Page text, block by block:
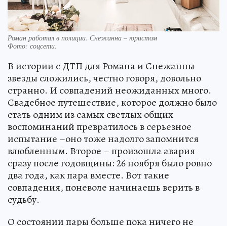
Роман работал в полиции. Снежанна – юристом
Фото: соцсети.
В истории с ДТП для Романа и Снежанны
звезды сложились, честно говоря, довольно
странно. И совпадений неожиданных много.
Свадебное путешествие, которое должно было
стать одним из самых светлых общих
воспоминаний превратилось в серьезное
испытание –оно тоже надолго запомнится
влюбленным. Второе – произошла авария
сразу после годовщины: 26 ноября было ровно
два года, как пара вместе. Вот такие
совпадения, поневоле начинаешь верить в
судьбу.
О состоянии пары больше пока ничего не